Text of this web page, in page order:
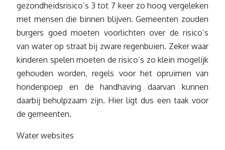
gezondheidsrisico’s 3 tot 7 keer zo hoog vergeleken
met mensen die binnen blijven. Gemeenten zouden
burgers goed moeten voorlichten over de risico’s
van water op straat bij zware regenbuien. Zeker waar
kinderen spelen moeten de risico’s zo klein mogelijk
gehouden worden, regels voor het opruimen van
hondenpoep en de handhaving daarvan kunnen
daarbij behulpzaam zijn. Hier ligt dus een taak voor
de gemeenten.
Water websites